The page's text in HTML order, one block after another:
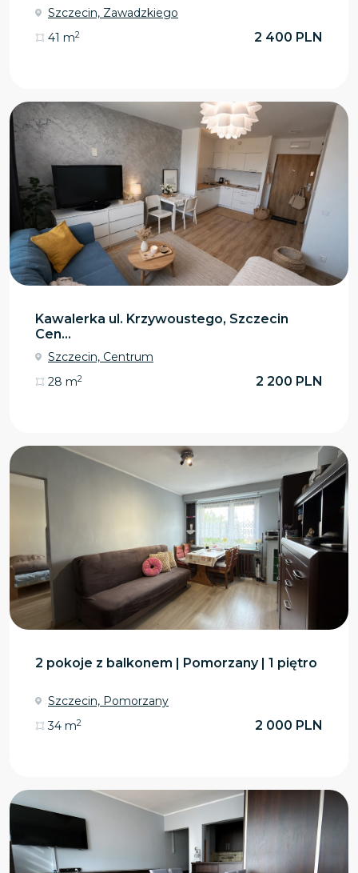
Szczecin, Zawadzkiego
41 m2 2 400 PLN
Kawalerka ul. Krzywoustego, Szczecin
Cen...
Szczecin, Centrum
28 m2 2 200 PLN
2 pokoje z balkonem | Pomorzany | 1 piętro
Szczecin, Pomorzany
34 m2 2 000 PLN